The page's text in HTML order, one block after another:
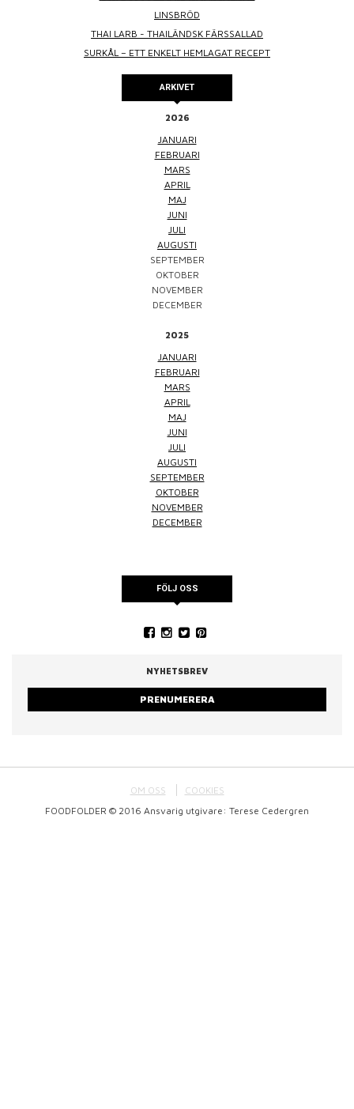
LINSBRÖD
THAI LARB - THAILÄNDSK FÄRSSALLAD
SURKÅL – ETT ENKELT HEMLAGAT RECEPT
ARKIVET
2026
JANUARI
FEBRUARI
MARS
APRIL
MAJ
JUNI
JULI
AUGUSTI
SEPTEMBER
OKTOBER
NOVEMBER
DECEMBER
2025
JANUARI
FEBRUARI
MARS
APRIL
MAJ
JUNI
JULI
AUGUSTI
SEPTEMBER
OKTOBER
NOVEMBER
DECEMBER
FÖLJ OSS
NYHETSBREV
PRENUMERERA
OM OSS
COOKIES
FOODFOLDER © 2016 Ansvarig utgivare: Terese Cedergren